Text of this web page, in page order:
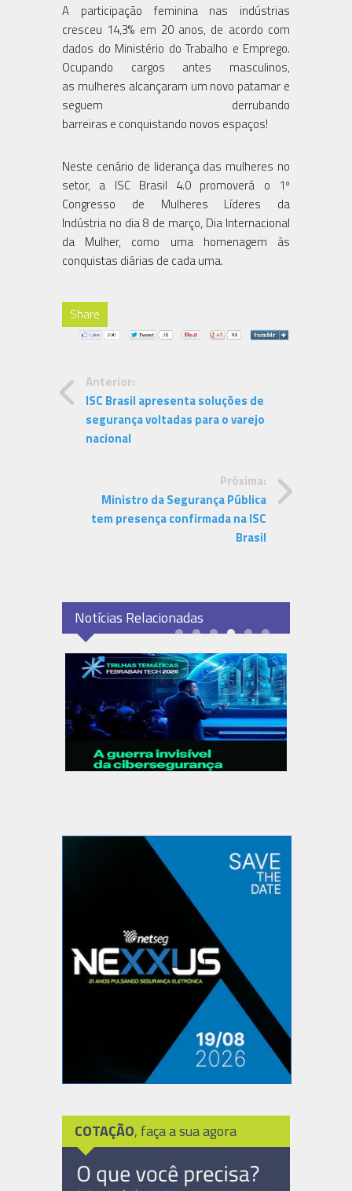
A participação feminina nas indústrias
cresceu 14,3% em 20 anos, de acordo com
dados do Ministério do Trabalho e Emprego.
Ocupando cargos antes masculinos,
as mulheres alcançaram um novo patamar e
seguem derrubando
barreiras e conquistando novos espaços!
Neste cenário de liderança das mulheres no
setor, a ISC Brasil 4.0 promoverá o 1º
Congresso de Mulheres Líderes da
Indústria no dia 8 de março, Dia Internacional
da Mulher, como uma homenagem às
conquistas diárias de cada uma.
Share
Anterior:
ISC Brasil apresenta soluções de
segurança voltadas para o varejo
nacional
Próxima:
Ministro da Segurança Pública
tem presença confirmada na ISC
Brasil
Notícias Relacionadas
COTAÇÃO, faça a sua agora